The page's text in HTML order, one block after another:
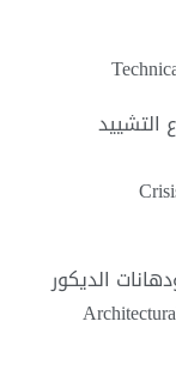
التشييد
الديكور